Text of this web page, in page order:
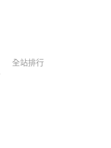
全站排行